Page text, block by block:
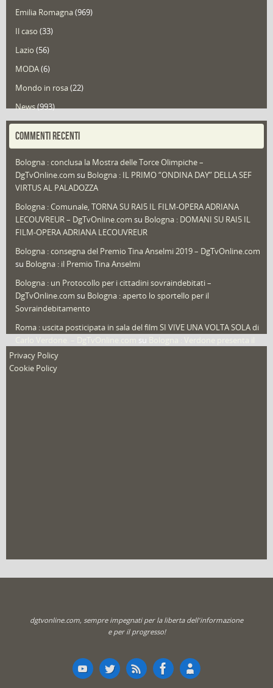
Emilia Romagna(969)
Il caso (33)
Lazio (56)
MODA(6)
Mondo in rosa(22)
News(993)
Portfolio(1)
Redazioni(1.050)
Speciali (22)
Sport
That's Bologna Magazine(25)
Video (archivio) (263)
COMMENTI RECENTI
Bologna : conclusa la Mostra delle Torce Olimpiche –
DgTvOnline.com su Bologna : IL PRIMO “ONDINA DAY” DELLA SEF
VIRTUS AL PALADOZZA
Bologna : Comunale, TORNA SU RAI5 IL FILM-OPERA ADRIANA
LECOUVREUR – DgTvOnline.com su Bologna : DOMANI SU RAI5 IL
FILM-OPERA ADRIANA LECOUVREUR
Bologna : consegna del Premio Tina Anselmi 2019 – DgTvOnline.com
su Bologna : il Premio Tina Anselmi
Bologna : un Protocollo per i cittadini sovraindebitati –
DgTvOnline.com su Bologna : aperto lo sportello per il
Sovraindebitamento
Roma : uscita posticipata in sala del film SI VIVE UNA VOLTA SOLA di
su
nuovo film
Privacy Policy
Cookie Policy
dgtvonline.com, sempre impegnati per la liberta dell'informazione
e per il progresso!